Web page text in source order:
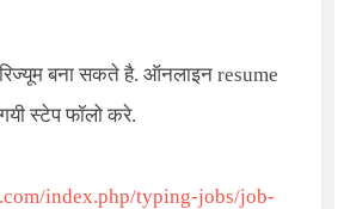
बना सकते है. ऑनलाइन resume
स्टेप फॉलो करे.
index.php/typing-jobs/job-